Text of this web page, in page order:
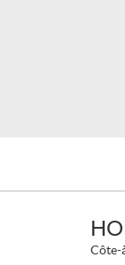
Côte-